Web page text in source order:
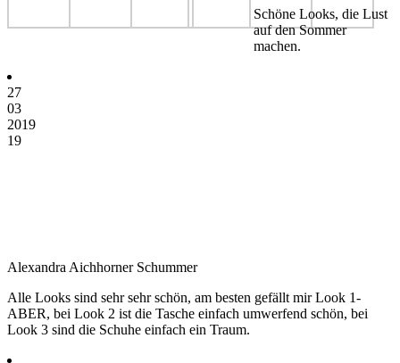
Schöne Looks, die Lust
auf den Sommer
machen.
27
03
2019
19
Alexandra Aichhorner Schummer
Alle Looks sind sehr sehr schön, am besten gefällt mir Look 1-
ABER, bei Look 2 ist die Tasche einfach umwerfend schön, bei
Look 3 sind die Schuhe einfach ein Traum.